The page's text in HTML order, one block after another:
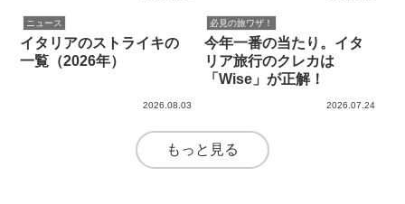
ニュース
イタリアのストライキの
一覧（2026年）
2026.08.03
必見の旅ワザ！
今年一番の当たり。イタ
リア旅行のクレカは
「Wise」が正解！
2026.07.24
もっと見る